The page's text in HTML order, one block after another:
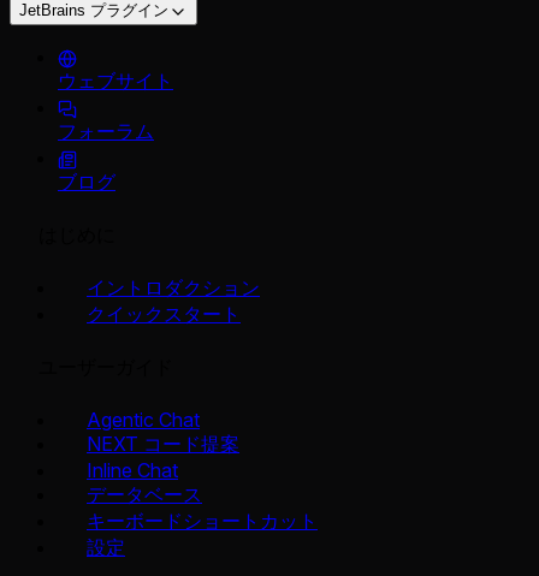
JetBrains プラグイン
ウェブサイト
フォーラム
ブログ
イントロダクション
クイックスタート
Agentic Chat
NEXT コード提案
Inline Chat
データベース
キーボードショートカット
設定